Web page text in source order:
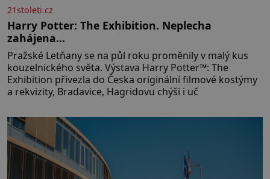
21stoleti.cz
Harry Potter: The Exhibition. Neplecha
zahájena…
Pražské Letňany se na půl roku proměnily v malý kus
kouzelnického světa. Výstava Harry Potter™: The
Exhibition přivezla do Česka originální filmové kostýmy
a rekvizity, Bradavice, Hagridovu chýši i uč